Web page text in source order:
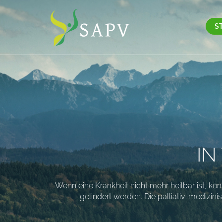
IN
Wenn eine Krankheit nicht mehr heilbar ist,
gelindert werden. Die palliativ-